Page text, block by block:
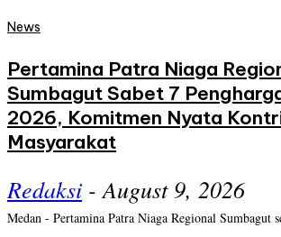
News
Pertamina Patra Niaga
Sumbagut Sabet 7
2026, Komitmen Nyata
Masyarakat
Redaksi - August 9, 2026
Medan - Pertamina Patra Niaga Regional Sumbagut